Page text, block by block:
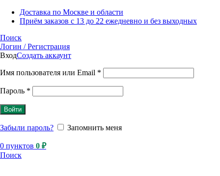
Доставка по Москве и области
Приём заказов с 13 до 22 ежедневно и без выходных
Поиск
Логин / Регистрация
ВходСоздать аккаунт
Имя пользователя или Email *
Пароль *
Войти
Забыли пароль? Запомнить меня
0 пунктов 0 ₽
Поиск